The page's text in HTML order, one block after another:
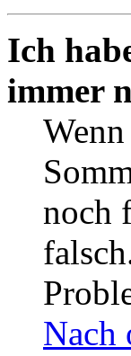
Ich
immer
noch
Nach